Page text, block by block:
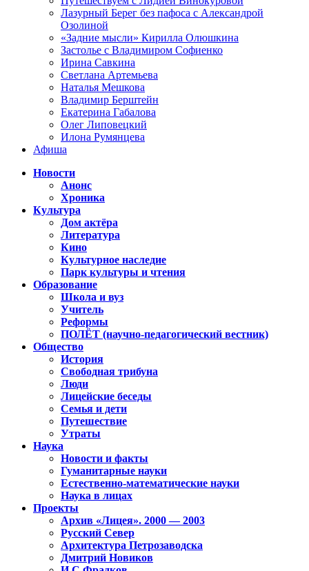
Лазурный Берег без пафоса с Александрой
Озолиной
«Задние мысли» Кирилла Олюшкина
Застолье с Владимиром Софиенко
Ирина Савкина
Светлана Артемьева
Наталья Мешкова
Владимир Берштейн
Екатерина Габалова
Олег Липовецкий
Илона Румянцева
Афиша
Новости
Анонс
Хроника
Культура
Дом актёра
Литература
Кино
Культурное наследие
Парк культуры и чтения
Образование
Школа и вуз
Учитель
Реформы
ПОЛЁТ (научно-педагогический вестник)
Общество
История
Свободная трибуна
Люди
Лицейские беседы
Семья и дети
Путешествие
Утраты
Наука
Новости и факты
Гуманитарные науки
Естественно-математические науки
Наука в лицах
Проекты
Архив «Лицея». 2000 — 2003
Русский Север
Архитектура Петрозаводска
Дмитрий Новиков